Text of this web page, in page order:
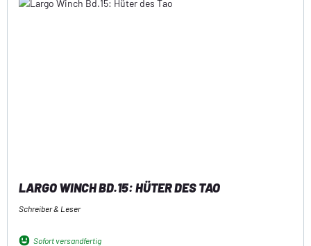
LARGO WINCH BD.15: HÜTER DES TAO
Schreiber & Leser
Sofort versandfertig